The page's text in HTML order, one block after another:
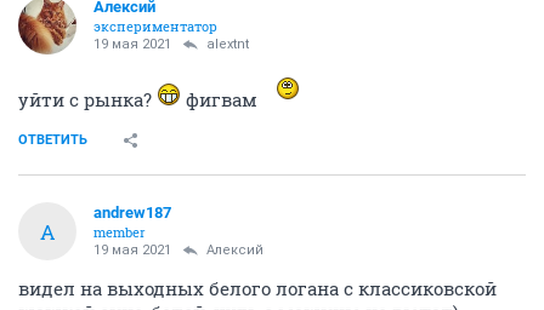
Алексий
экспериментатор
19 мая 2021 alextnt
уйти с рынка? фигвам
ОТВЕТИТЬ
A
andrew187
member
19 мая 2021 Алексий
видел на выходных белого логана с классиковской